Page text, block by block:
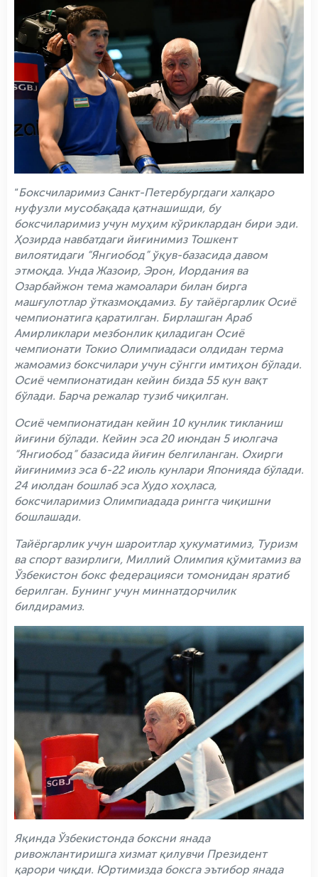
“Боксчиларимиз Санкт-Петербургдаги халқаро
нуфузли мусобақада қатнашишди, бу
боксчиларимиз учун муҳим кўриклардан бири эди.
Ҳозирда навбатдаги йиғинимиз Тошкент
вилоятидаги “Янгиобод” ўқув-базасида давом
этмоқда. Унда Жазоир, Эрон, Иордания ва
Озарбайжон тема жамоалари билан бирга
машғулотлар ўтказмоқдамиз. Бу тайёргарлик Осиё
чемпионатига қаратилган. Бирлашган Араб
Амирликлари мезбонлик қиладиган Осиё
чемпионати Токио Олимпиадаси олдидан терма
жамоамиз боксчилари учун сўнгги имтиҳон бўлади.
Осиё чемпионатидан кейин бизда 55 кун вақт
бўлади. Барча режалар тузиб чиқилган.
Осиё чемпионатидан кейин 10 кунлик тикланиш
йиғини бўлади. Кейин эса 20 июндан 5 июлгача
“Янгиобод” базасида йиғин белгиланган. Охирги
йиғинимиз эса 6-22 июль кунлари Японияда бўлади.
24 июлдан бошлаб эса Худо хоҳласа,
боксчиларимиз Олимпиадада рингга чиқишни
бошлашади.
Тайёргарлик учун шароитлар ҳукуматимиз, Туризм
ва спорт вазирлиги, Миллий Олимпия қўмитамиз ва
Ўзбекистон бокс федерацияси томонидан яратиб
берилган. Бунинг учун миннатдорчилик
билдирамиз.
Яқинда Ўзбекистонда боксни янада
ривожлантиришга хизмат қилувчи Президент
қарори чиқди. Юртимизда боксга эътибор янада